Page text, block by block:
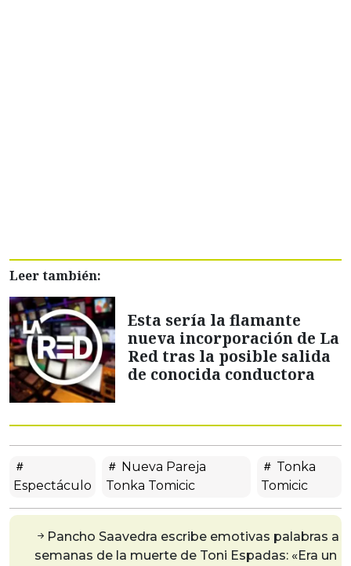
Leer también:
Esta sería la flamante
nueva incorporación de La
Red tras la posible salida
de conocida conductora
Espectáculo
Nueva Pareja
Tonka Tomicic
Tonka
Tomicic
Pancho Saavedra escribe emotivas palabras a
semanas de la muerte de Toni Espadas: «Era un